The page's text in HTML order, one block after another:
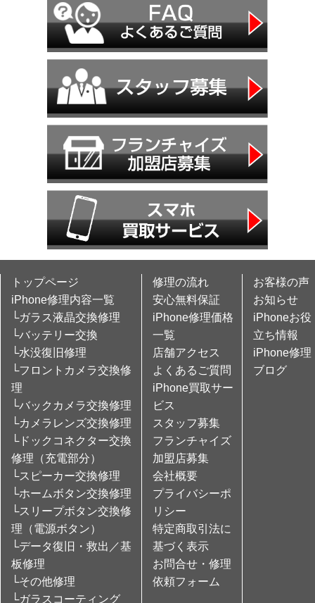
トップページ
iPhone修理内容一覧
└ガラス液晶交換修理
└バッテリー交換
└水没復旧修理
└フロントカメラ交換修
理
└バックカメラ交換修理
└カメラレンズ交換修理
└ドックコネクター交換
修理（充電部分）
└スピーカー交換修理
└ホームボタン交換修理
└スリープボタン交換修
理（電源ボタン）
└データ復旧・救出／基
板修理
└その他修理
└ガラスコーティング
修理の流れ
安心無料保証
iPhone修理価格
一覧
店舗アクセス
よくあるご質問
iPhone買取サー
ビス
スタッフ募集
フランチャイズ
加盟店募集
会社概要
プライバシーポ
リシー
特定商取引法に
基づく表示
お問合せ・修理
依頼フォーム
お客様の声
お知らせ
iPhoneお役
立ち情報
iPhone修理
ブログ